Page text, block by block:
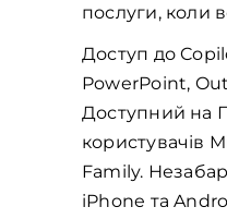
послуги, коли
Доступ до
PowerPoint,
Доступний на
користувачів
Family.
iPhone та